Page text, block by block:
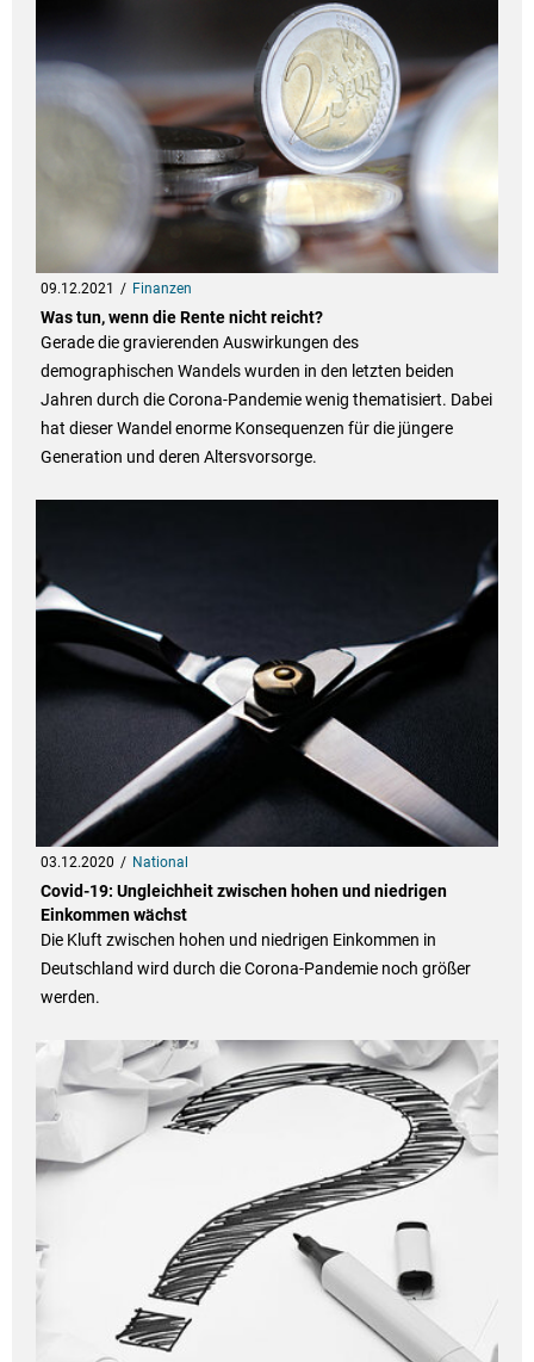
09.12.2021 Finanzen
Was tun, wenn die Rente nicht reicht?
Gerade die gravierenden Auswirkungen des
demographischen Wandels wurden in den letzten beiden
Jahren durch die Corona-Pandemie wenig thematisiert. Dabei
hat dieser Wandel enorme Konsequenzen für die jüngere
Generation und deren Altersvorsorge.
03.12.2020 National
Covid-19: Ungleichheit zwischen hohen und niedrigen
Einkommen wächst
Die Kluft zwischen hohen und niedrigen Einkommen in
Deutschland wird durch die Corona-Pandemie noch größer
werden.